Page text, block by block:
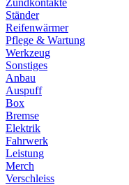
Zündkontakte
Ständer
Reifenwärmer
Pflege & Wartung
Werkzeug
Sonstiges
Anbau
Auspuff
Box
Bremse
Elektrik
Fahrwerk
Leistung
Merch
Verschleiss